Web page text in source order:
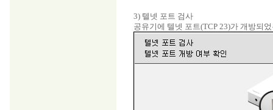
3) 텔넷 포트 검사
공유기에 텔넷 포트(TCP 23)가 개방되